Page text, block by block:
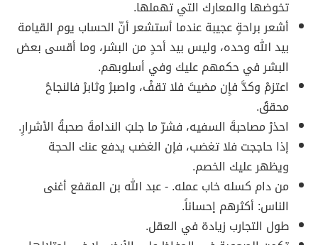
تخوضها والمعارك التي تهملها.
أشعر براحةٍ عجيبة عندما أستشعر أنّ الحساب يوم القيامة
بيد الله وحده، وليس بيد أحدٍ من البشر، وما أقسى بعض
البشر في حكمهم عليك وفي أسلوبهم.
اعتزمْ وكدَّ فإِن مضيتَ فلا تقفْ، واصبرْ وثابرْ فالنجاحُ
محققُ.
احذرْ مصاحبةَ السفيه، فشرّ ما جلبَ الندامةَ صحبةُ الأشرارِ.
إذا حاججت فلا تغضب، فإن الغضب يدفع عنك الحجة
ويظهر عليك الخصم.
من دام كسله خاب عمله. - عبد الله بن المقفع أغنى
الناس: أكثرهم إحساناً.
طول التجارب زيادة في العقل.